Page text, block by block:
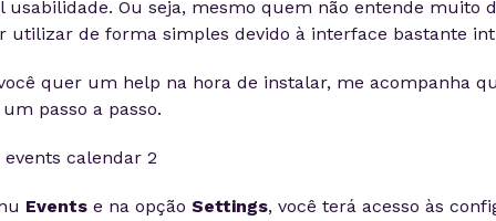
usabilidade. Ou seja, mesmo quem não entende muito
utilizar de forma simples devido à interface bastante
quer um help na hora de instalar, me acompanha
passo a passo.
Events e na opção Settings, você terá acesso às